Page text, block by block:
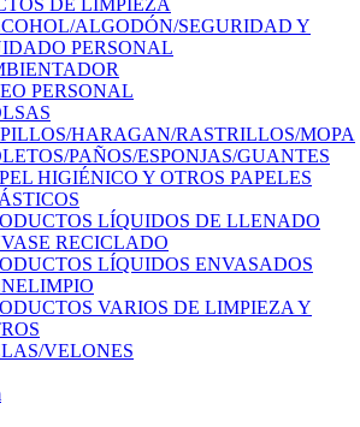
ALGODÓN/SEGURIDAD Y
PERSONAL
PERSONAL
HARAGAN/RASTRILLOS/MOPA
PAÑOS/ESPONJAS/GUANTES
HIGIÉNICO Y OTROS PAPELES
LÍQUIDOS DE LLENADO
RECICLADO
LÍQUIDOS ENVASADOS
VARIOS DE LIMPIEZA Y
VELONES